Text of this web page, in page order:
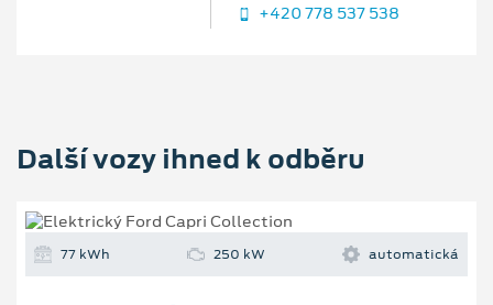
+420 778 537 538
Další vozy ihned k odběru
77 kWh 250 kW automatická